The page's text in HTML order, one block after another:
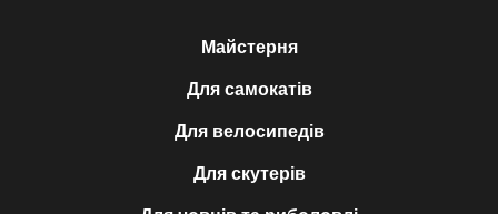
Майстерня
Для самокатів
Для велосипедів
Для скутерів